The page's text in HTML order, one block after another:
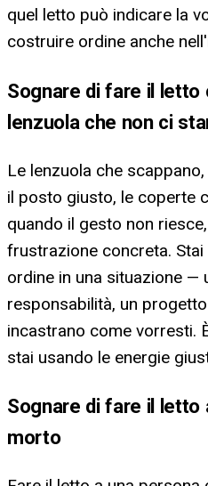
quel letto può indicare la
costruire ordine anche
Sognare di fare il
lenzuola che non ci
Le lenzuola che scappano,
il posto giusto, le coperte
quando il gesto non
frustrazione concreta.
ordine in una situazione —
responsabilità, un
incastrano come vorresti.
stai usando le energie
Sognare di fare il letto
morto